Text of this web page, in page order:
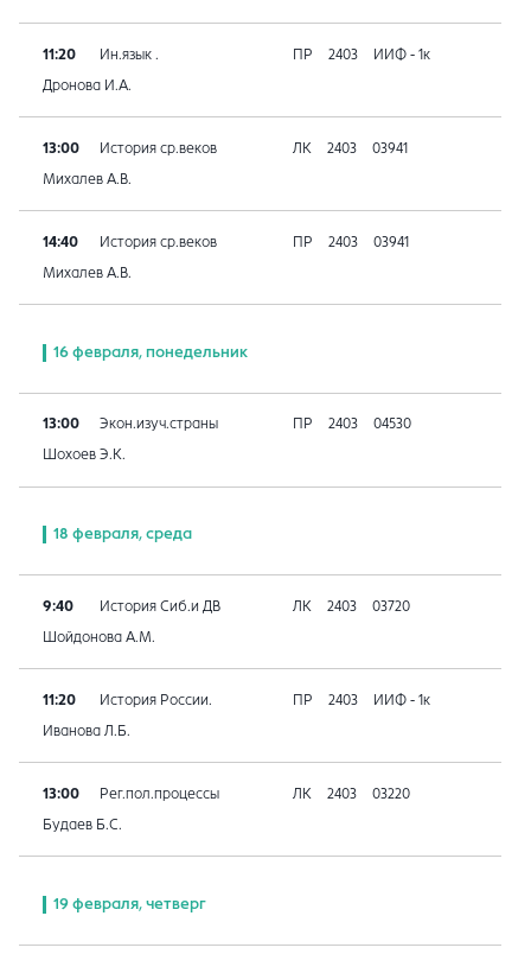
11:20 Ин.язык . ПР 2403 ИИФ - 1к
Дронова И.А.
13:00 История ср.веков ЛК 2403 03941
Михалев А.В.
14:40 История ср.веков ПР 2403 03941
Михалев А.В.
16 февраля, понедельник
13:00 Экон.изуч.страны ПР 2403 04530
Шохоев Э.К.
18 февраля, среда
9:40 История Сиб.и ДВ ЛК 2403 03720
Шойдонова А.М.
11:20 История России. ПР 2403 ИИФ - 1к
Иванова Л.Б.
13:00 Рег.пол.процессы ЛК 2403 03220
Будаев Б.С.
19 февраля, четверг